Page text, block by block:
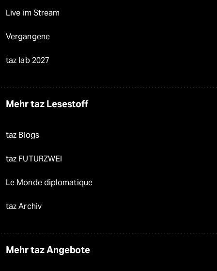
Live im Stream
Vergangene
taz lab 2027
Mehr taz Lesestoff
taz Blogs
taz FUTURZWEI
Le Monde diplomatique
taz Archiv
Mehr taz Angebote